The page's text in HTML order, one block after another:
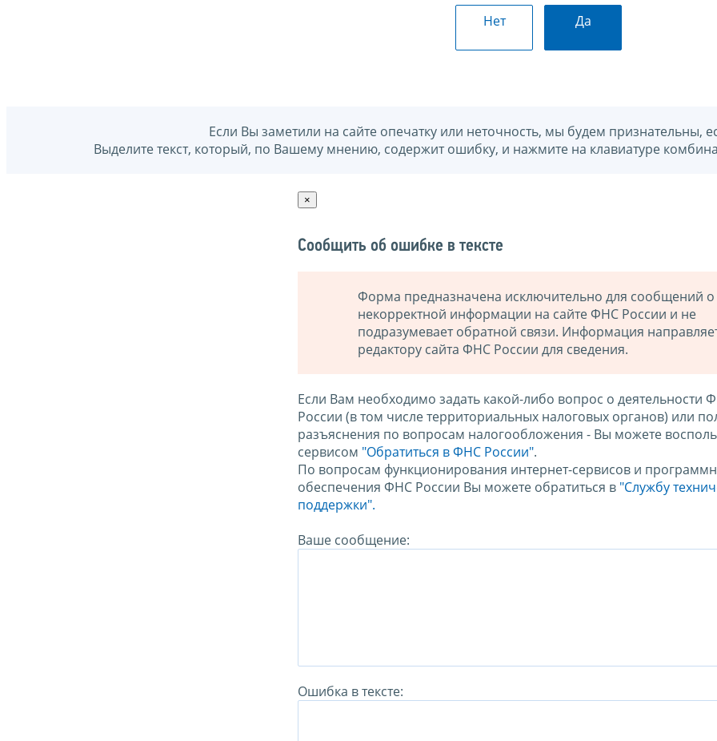
Нет Да
Если Вы заметили на сайте опечатку или неточность, мы будем признательны,
Выделите текст, который, по Вашему мнению, содержит ошибку, и нажмите на клавиатуре
×
Сообщить об ошибке в тексте
Форма предназначена исключительно для сообщений о
некорректной информации на сайте ФНС России и не
подразумевает обратной связи. Информация
редактору сайта ФНС России для сведения.
Если Вам необходимо задать какой-либо вопрос о деятельности
России (в том числе территориальных налоговых органов) или
разъяснения по вопросам налогообложения - Вы можете
сервисом "Обратиться в ФНС России".
По вопросам функционирования интернет-сервисов и
обеспечения ФНС России Вы можете обратиться в "Службу
поддержки".
Ваше сообщение:
Ошибка в тексте: